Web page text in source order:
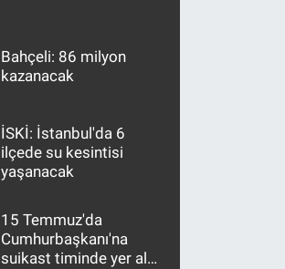
Bahçeli: 86 milyon
kazanacak
İSKİ: İstanbul'da 6
ilçede su kesintisi
yaşanacak
15 Temmuz'da
Cumhurbaşkanı'na
suikast timinde yer alan